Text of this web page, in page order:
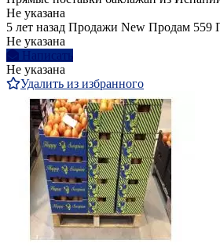
Не указана
5 лет назад Продажи New Продам 559
Не указана
Написать
Не указана
Удалить из избранного